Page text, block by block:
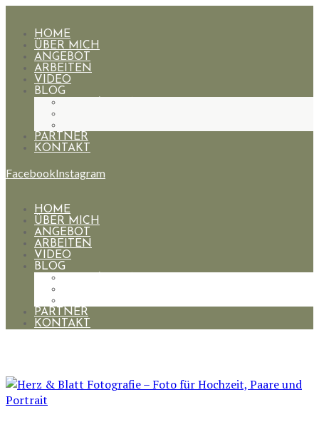
HOME
ÜBER MICH
ANGEBOT
ARBEITEN
VIDEO
BLOG
PARTNER
KONTAKT
FacebookInstagram
HOME
ÜBER MICH
ANGEBOT
ARBEITEN
VIDEO
BLOG
PARTNER
KONTAKT